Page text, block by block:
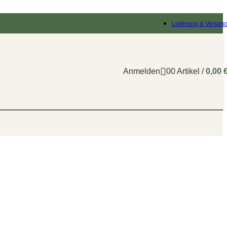
Lieferung &
Anmelden 00Artikel / 0,00